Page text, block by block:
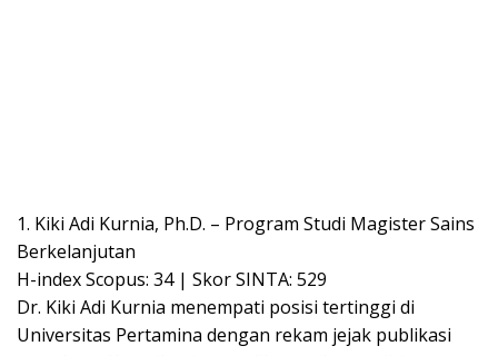
1. Kiki Adi Kurnia, Ph.D. – Program Studi Magister Sains
Berkelanjutan
H-index Scopus: 34 | Skor SINTA: 529
Dr. Kiki Adi Kurnia menempati posisi tertinggi di
Universitas Pertamina dengan rekam jejak publikasi